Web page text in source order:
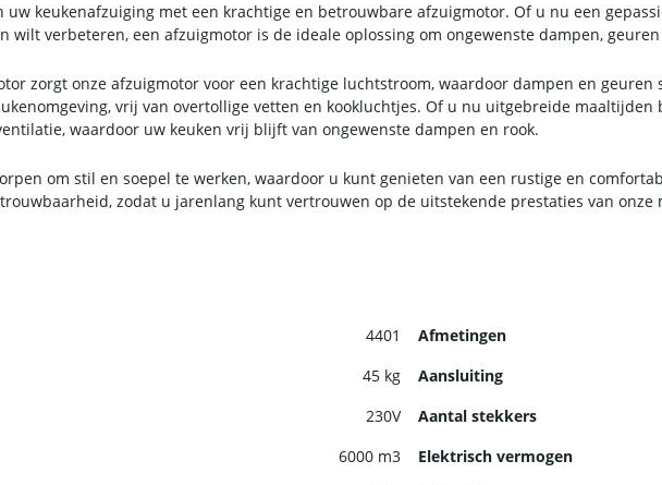
uw keukenafzuiging met een krachtige en betrouwbare afzuigmotor. Of u nu een
wilt verbeteren, een afzuigmotor is de ideale oplossing om ongewenste dampen,
zorgt onze afzuigmotor voor een krachtige luchtstroom, waardoor dampen en
vrij van overtollige vetten en kookluchtjes. Of u nu uitgebreide
waardoor uw keuken vrij blijft van ongewenste dampen en rook.
om stil en soepel te werken, waardoor u kunt genieten van een rustige en
zodat u jarenlang kunt vertrouwen op de uitstekende prestaties van onze
4401 Afmetingen
45 kg Aansluiting
230V Aantal stekkers
6000 m3 Elektrisch vermogen